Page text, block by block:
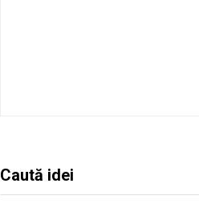
Caută idei